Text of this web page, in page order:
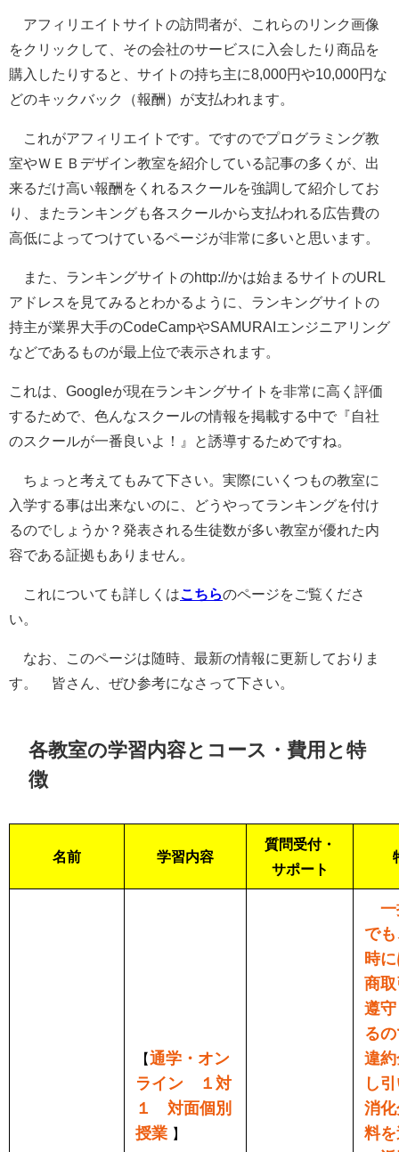
アフィリエイトサイトの訪問者が、これらのリンク画像
をクリックして、その会社のサービスに入会したり商品を
購入したりすると、サイトの持ち主に8,000円や10,000円な
どのキックバック（報酬）が支払われます。
これがアフィリエイトです。ですのでプログラミング教
室やＷＥＢデザイン教室を紹介している記事の多くが、 出
来るだけ高い報酬をくれるスクールを強調して紹介してお
り、またランキングも各スクールから支払われる広告費の
高低によってつけているページが非常に多い と思います。
また、ランキングサイトのhttp://かは始まるサイトのURL
アドレスを見てみるとわかるように、 ランキングサイトの
持主が業界大手のCodeCampやSAMURAIエンジニアリング
などであるものが最上位で表示されます。
これは、Googleが現在ランキングサイトを非常に高く評価
するためで、色んなスクールの情報を掲載する中で『自社
のスクールが一番良いよ！』と誘導するためですね。
ちょっと考えてもみて下さい。 実際にいくつもの教室に
入学する事は出来ないのに、どうやってランキングを付け
るのでしょうか？ 発表される生徒数が多い教室が優れた内
容である証拠もありません。
これについても詳しくはこちらのページをご覧くださ
い。
なお、このページは随時、最新の情報に更新しておりま
す。 皆さん、ぜひ参考になさって下さい。
各教室の学習内容とコース・費用と特
徴
名前 学習内容
質問受付・
サポート
【通学・オン
ライン １対
１ 対面個別
授業 】
一
で
時
商
遵
る
違
し
消
料